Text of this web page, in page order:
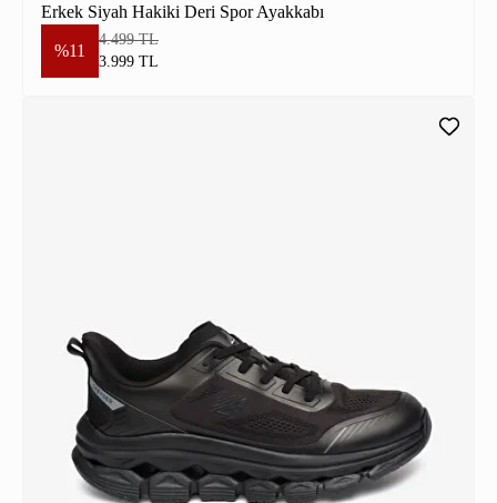
Erkek Siyah Hakiki Deri Spor Ayakkabı
%11
4.499 TL
3.999 TL